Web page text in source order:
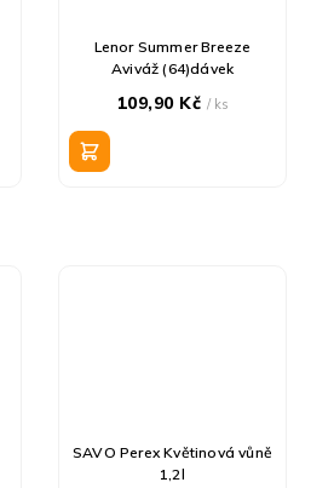
Lenor Summer Breeze
Aviváž (64)dávek
109,90 Kč / ks
SAVO Perex Květinová vůně
1,2l